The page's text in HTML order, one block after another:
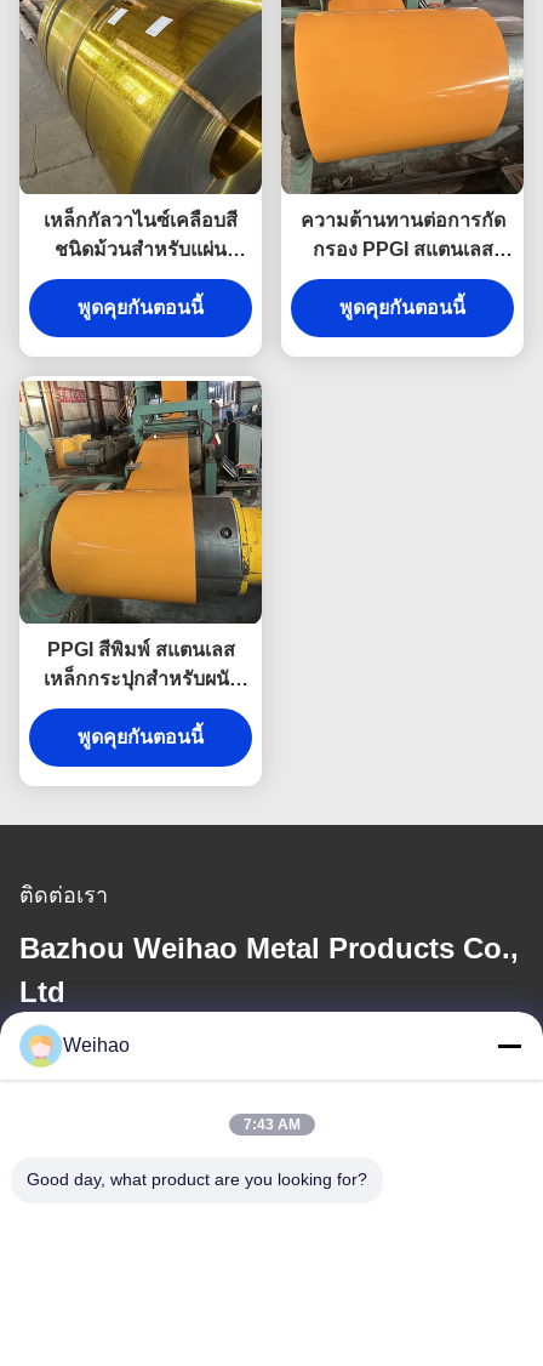
เหล็กกัลวาไนซ์เคลือบสี
ชนิดม้วนสำหรับแผ่น
หลังคา เหล็ก PPGI ชนิด
ม้วน
พูดคุยกันตอนนี้
ความต้านทานต่อการกัด
กรอง PPGI สแตนเลส
Coils Ral สีเคลือบสแตน
เลส Coils
พูดคุยกันตอนนี้
PPGI สีพิมพ์ สแตนเลส
เหล็กกระปุกสําหรับผนัง
ภายนอกและแผ่นหลังคา
พูดคุยกันตอนนี้
ติดต่อเรา
Bazhou Weihao Metal Products Co.,
Ltd
อีเมล
Weihao
7:43 AM
Good day, what product are you looking for?